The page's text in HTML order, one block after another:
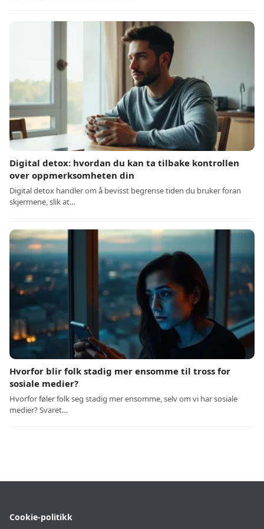
Digital detox: hvordan du kan ta tilbake kontrollen
over oppmerksomheten din
Digital detox handler om å bevisst begrense tiden du bruker foran
skjermene, slik at…
Hvorfor blir folk stadig mer ensomme til tross for
sosiale medier?
Hvorfor føler folk seg stadig mer ensomme, selv om vi har sosiale
medier? Svaret…
Cookie-politikk